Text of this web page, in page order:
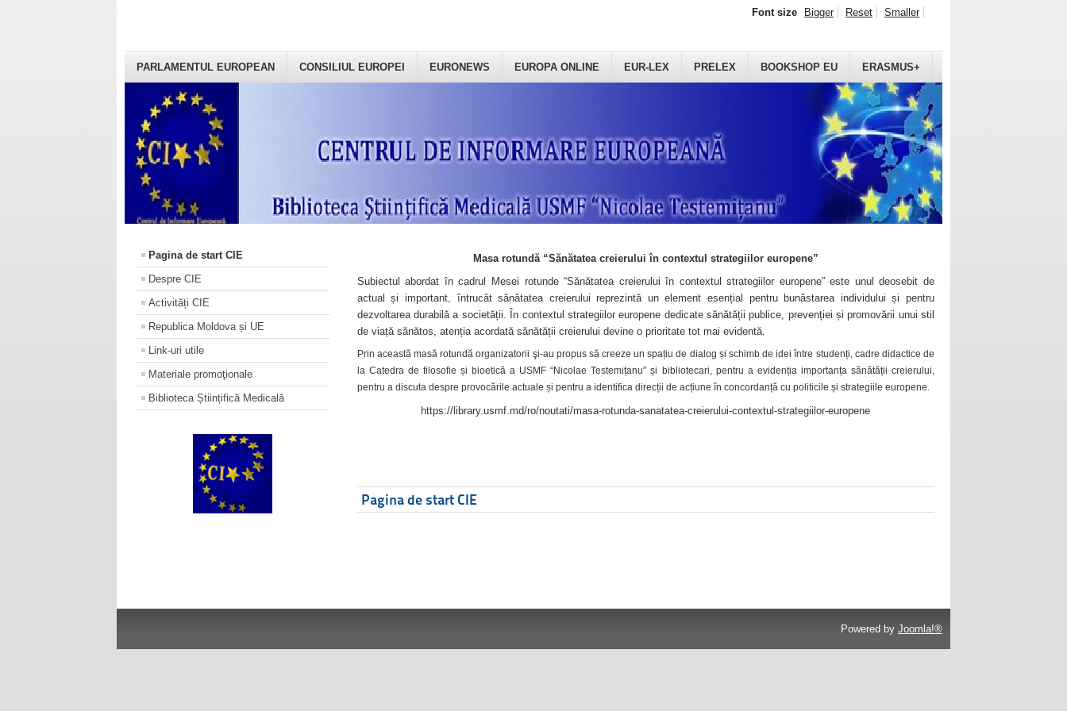
PARLAMENTUL EUROPEAN CONSILIUL EUROPEI EURONEWS EUROPA ONLINE EUR-LEX PRELEX BOOKSHOP EU ERASMUS+
Font size Bigger Reset Smaller
Pagina de start CIE
Despre CIE
Activități CIE
Republica Moldova și UE
Link-uri utile
Materiale promoţionale
Biblioteca Științifică Medicală
Masa rotundă “Sănătatea creierului în contextul strategiilor europene”
Subiectul abordat în cadrul Mesei rotunde “Sănătatea creierului în contextul strategiilor europene” este unul deosebit de
actual și important, întrucât sănătatea creierului reprezintă un element esențial pentru bunăstarea individului și pentru
dezvoltarea durabilă a societății. În contextul strategiilor europene dedicate sănătății publice, prevenției și promovării unui stil
de viață sănătos, atenția acordată sănătății creierului devine o prioritate tot mai evidentă.
Prin această masă rotundă organizatorii şi-au propus să creeze un spațiu de dialog și schimb de idei între studenți, cadre didactice de
la Catedra de filosofie și bioetică a USMF “Nicolae Testemițanu” și bibliotecari, pentru a evidenția importanța sănătății creierului,
pentru a discuta despre provocările actuale și pentru a identifica direcții de acțiune în concordanță cu politicile și strategiile europene.
https://library.usmf.md/ro/noutati/masa-rotunda-sanatatea-creierului-contextul-strategiilor-europene
Pagina de start CIE
Powered by Joomla!®